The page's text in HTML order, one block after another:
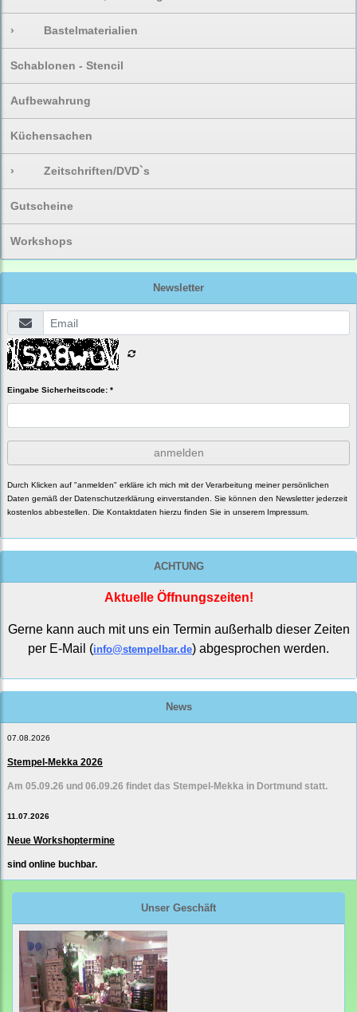
› Bastelmaterialien
Schablonen - Stencil
Aufbewahrung
Küchensachen
› Zeitschriften/DVD`s
Gutscheine
Workshops
Newsletter
Eingabe Sicherheitscode: *
anmelden
Durch Klicken auf "anmelden" erkläre ich mich mit der Verarbeitung meiner persönlichen
Daten gemäß der Datenschutzerklärung einverstanden. Sie können den Newsletter jederzeit
kostenlos abbestellen. Die Kontaktdaten hierzu finden Sie in unserem Impressum.
ACHTUNG
Aktuelle Öffnungszeiten!
Gerne kann auch mit uns ein Termin außerhalb dieser Zeiten
per E-Mail (info@stempelbar.de) abgesprochen werden.
News
07.08.2026
Stempel-Mekka 2026
Am 05.09.26 und 06.09.26 findet das Stempel-Mekka in Dortmund statt.
11.07.2026
Neue Workshoptermine
sind online buchbar.
Unser Geschäft